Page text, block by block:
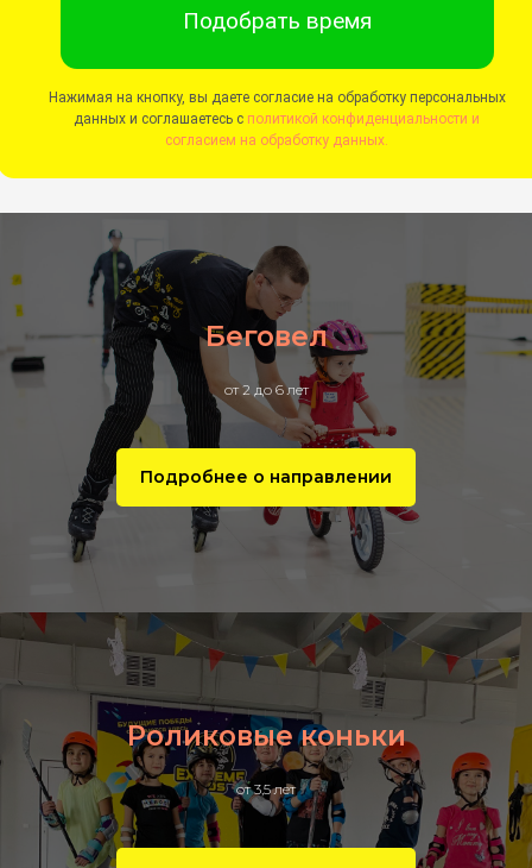
Подобрать время
Нажимая на кнопку, вы даете согласие на обработку персональных
данных и соглашаетесь c политикой конфиденциальности и
согласием на обработку данных.
Беговел
от 2 до 6 лет
Подробнее о направлении
Роликовые коньки
от 3,5 лет